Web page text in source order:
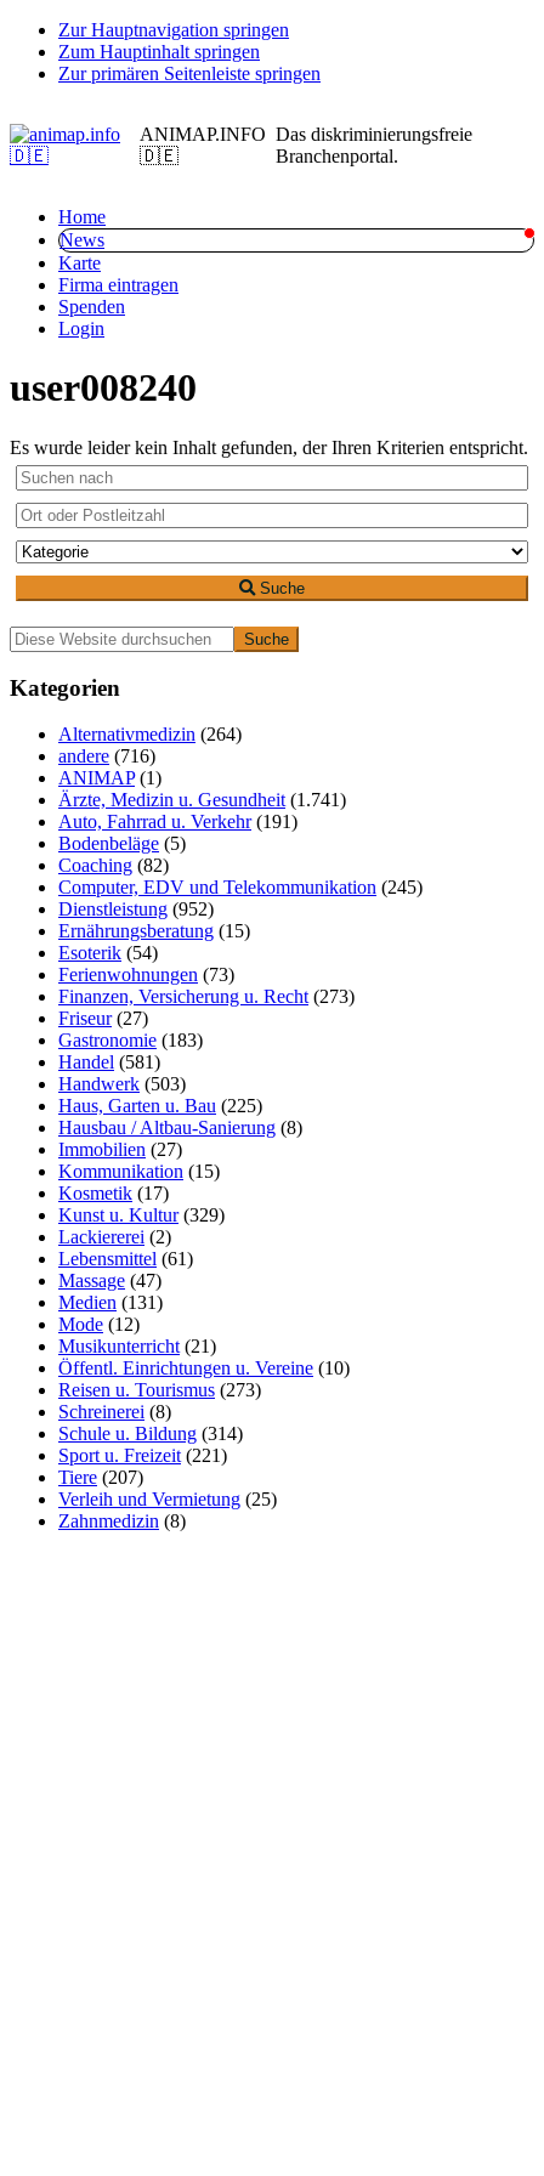
Zur Hauptnavigation springen
Zum Hauptinhalt springen
Zur primären Seitenleiste springen
ANIMAP.INFO
🇩🇪
Das diskriminierungsfreie
Branchenportal.
Home
News
Karte
Firma eintragen
Spenden
Login
user008240
Es wurde leider kein Inhalt gefunden, der Ihren Kriterien entspricht.
Suche
Primäre
Seitenleiste
Diese
Website
durchsuchen
Kategorien
Alternativmedizin (264)
andere (716)
ANIMAP(1)
Ärzte, Medizin u. Gesundheit (1.741)
Auto, Fahrrad u. Verkehr(191)
Bodenbeläge (5)
Coaching (82)
Computer, EDV und Telekommunikation (245)
Dienstleistung (952)
Ernährungsberatung (15)
Esoterik (54)
Ferienwohnungen (73)
Finanzen, Versicherung u. Recht (273)
Friseur(27)
Gastronomie (183)
Handel (581)
Handwerk (503)
Haus, Garten u. Bau (225)
Hausbau / Altbau-Sanierung (8)
Immobilien (27)
Kommunikation (15)
Kosmetik (17)
Kunst u. Kultur(329)
Lackiererei (2)
Lebensmittel (61)
Massage (47)
Medien (131)
Mode (12)
Musikunterricht (21)
Öffentl. Einrichtungen u. Vereine (10)
Reisen u. Tourismus (273)
Schreinerei (8)
Schule u. Bildung (314)
Sport u. Freizeit (221)
Tiere (207)
Verleih und Vermietung (25)
Zahnmedizin (8)